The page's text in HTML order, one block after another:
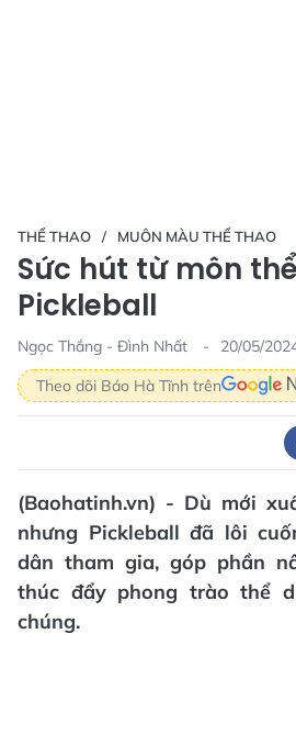
THỂ THAO MUÔN MÀU THỂ THAO
Sức hút từ môn
Pickleball
Ngọc Thắng - Đình Nhất
20/05/
Theo dõi Báo Hà Tĩnh trên
(Baohatinh.vn) - Dù mới
nhưng Pickleball đã lôi
dân tham gia, góp phần
thúc đẩy phong trào thể
chúng.